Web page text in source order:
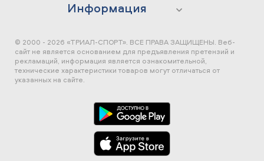
Информация
© 2000 - 2026 «ТРИАЛ-СПОРТ». ВСЕ ПРАВА ЗАЩИЩЕНЫ. Веб-
сайт не является основанием для предъявления претензий и
рекламаций, информация является ознакомительной,
технические характеристики товаров могут отличаться от
указанных на сайте.